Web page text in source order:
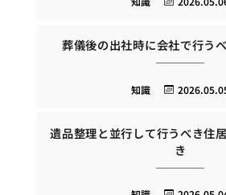
葬儀後の出社時に会社で行う
知識
遺品整理と並行して行うべき住
き